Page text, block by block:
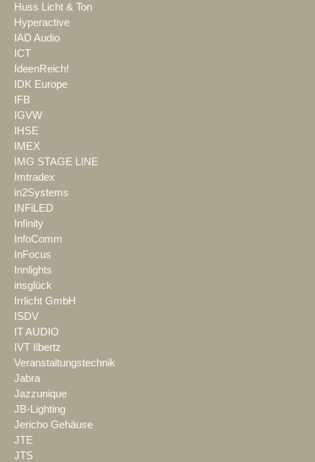
Huss Licht & Ton
Hyperactive
IAD Audio
ICT
IdeenReich!
IDK Europe
IFB
IGVW
IHSE
IMEX
IMG STAGE LINE
Imtradex
in2Systems
INFiLED
Infinity
InfoComm
InFocus
Innlights
insglück
Irrlicht GmbH
ISDV
IT AUDIO
IVT Ilbertz
Veranstaltungstechnik
Jabra
Jazzunique
JB-Lighting
Jericho Gehäuse
JTE
JTS